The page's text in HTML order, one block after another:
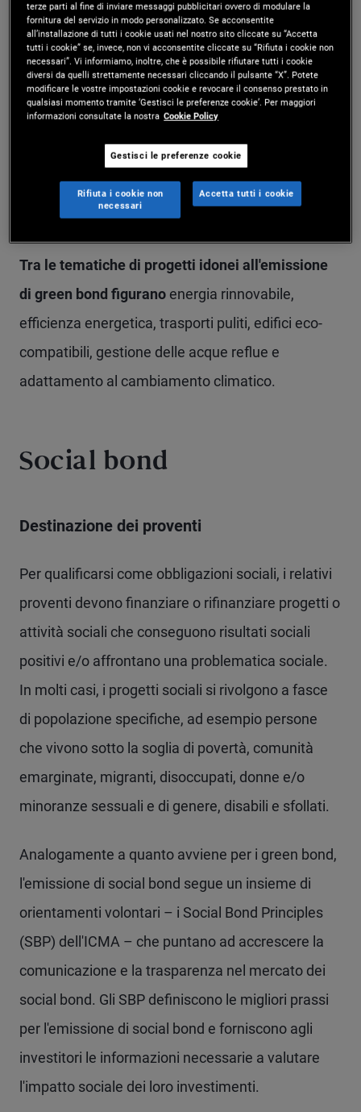
Association (ICMA), una serie di orientamenti su
base volontaria che promuovono una
rendicontazione più uniforme e trasparente sugli
obiettivi ambientali delle obbligazioni e sul loro
importante per i green, social e sustainability-
linked bond in quanto fornisce orientamenti per
tutte queste tipologie di obbligazioni.
Tra le tematiche di progetti idonei all'emissione
di green bond figurano energia rinnovabile,
efficienza energetica, trasporti puliti, edifici eco-
compatibili, gestione delle acque reflue e
adattamento al cambiamento climatico.
Social bond
Destinazione dei proventi
Per qualificarsi come obbligazioni sociali, i relativi
proventi devono finanziare o rifinanziare progetti o
attività sociali che conseguono risultati sociali
positivi e/o affrontano una problematica sociale.
In molti casi, i progetti sociali si rivolgono a fasce
di popolazione specifiche, ad esempio persone
che vivono sotto la soglia di povertà, comunità
emarginate, migranti, disoccupati, donne e/o
minoranze sessuali e di genere, disabili e sfollati.
Analogamente a quanto avviene per i green bond,
l'emissione di social bond segue un insieme di
orientamenti volontari – i Social Bond Principles
(SBP) dell'ICMA – che puntano ad accrescere la
comunicazione e la trasparenza nel mercato dei
social bond. Gli SBP definiscono le migliori prassi
per l'emissione di social bond e forniscono agli
investitori le informazioni necessarie a valutare
l'impatto sociale dei loro investimenti.
terze parti al fine di inviare messaggi pubblicitari ovvero di modulare la
fornitura del servizio in modo personalizzato. Se acconsentite
all’installazione di tutti i cookie usati nel nostro sito cliccate su “Accetta
tutti i cookie” se, invece, non vi acconsentite cliccate su “Rifiuta i cookie non
necessari”. Vi informiamo, inoltre, che è possibile rifiutare tutti i cookie
diversi da quelli strettamente necessari cliccando il pulsante “X”. Potete
modificare le vostre impostazioni cookie e revocare il consenso prestato in
qualsiasi momento tramite ‘Gestisci le preferenze cookie’. Per maggiori
informazioni consultate la nostra Cookie Policy
Gestisci le preferenze cookie
Rifiuta i cookie non
necessari
Accetta tutti i cookie